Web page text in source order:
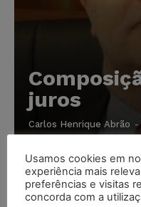
juros
Carlos Henrique Abrão -
Meta é alvo de denúncia
sexual infantil gerado
plataformas
Usamos cookies em
experiência mais
preferências e visitas
concorda com a